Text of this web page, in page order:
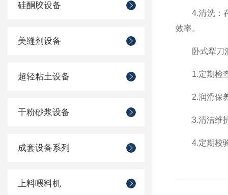
硅酮胶设备
美缝剂设备
超轻粘土设备
干粉砂浆设备
成套设备系列
上料喂料机
4.清洗：在
效率。
卧式犁刀混
1.定期检查
2.润滑保养
3.清洁维护
4.定期校验